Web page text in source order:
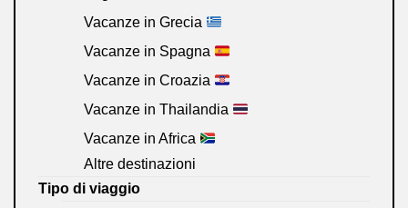
Vacanze in Grecia
Vacanze in Spagna
Vacanze in Croazia
Vacanze in Thailandia
Vacanze in Africa
Altre destinazioni
Tipo di viaggio